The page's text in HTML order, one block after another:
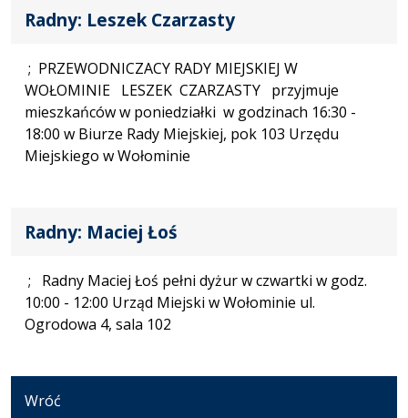
Radny: Leszek Czarzasty
; PRZEWODNICZACY RADY MIEJSKIEJ W
WOŁOMINIE LESZEK CZARZASTY przyjmuje
mieszkańców w poniedziałki w godzinach 16:30 -
18:00 w Biurze Rady Miejskiej, pok 103 Urzędu
Miejskiego w Wołominie
Radny: Maciej Łoś
; Radny Maciej Łoś pełni dyżur w czwartki w godz.
10:00 - 12:00 Urząd Miejski w Wołominie ul.
Ogrodowa 4, sala 102
Wróć